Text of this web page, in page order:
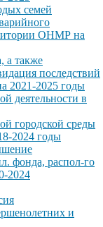
семей
ОНМР на
а также
последствий
2021-2025 годы
деятельности в
городской среды
2024 годы
фонда, распол-го
2024
и